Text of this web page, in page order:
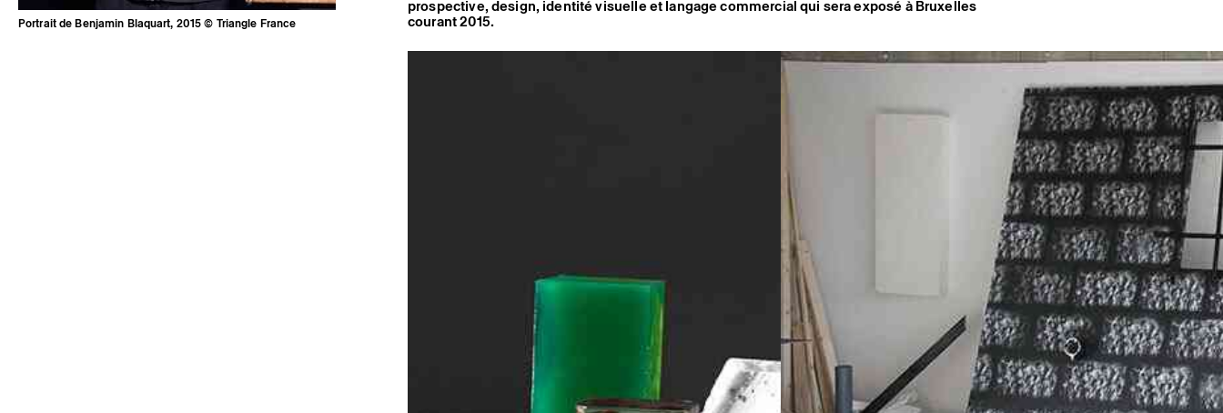
Portrait de Benjamin Blaquart, 2015 © Triangle France
prospective, design, identité visuelle et langage commercial qui sera exposé à Bruxelles
courant 2015.